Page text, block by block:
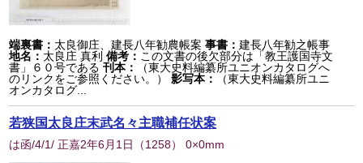
端裏書： 太良御庄、建長八年勧農帳案 事書：建長八年勧之帳事
地名： 太良庄 真利 備考： この文書の後欠部分は「教王護国寺文
書」６０号である 刊本：
（東大史料編纂所ユニオンカタログへ
のリンクをご参照ください。）
影写本：
（東大史料編纂所ユニ
オンカタログ...
若狭国太良庄末武名々主職補任状案
は函/4/1/ 正嘉2年6月1日 （1258） 0×0mm